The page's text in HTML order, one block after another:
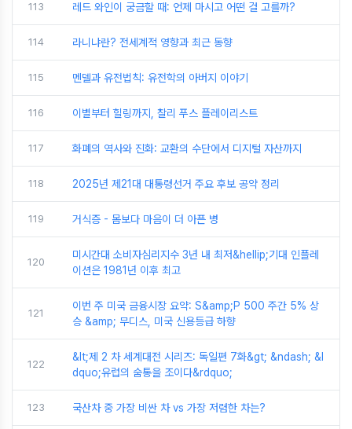
113 레드 와인이 궁금할 때: 언제 마시고 어떤 걸 고를까?
114 라니냐란? 전세계적 영향과 최근 동향
115 멘델과 유전법칙: 유전학의 아버지 이야기
116 이별부터 힐링까지, 찰리 푸스 플레이리스트
117 화폐의 역사와 진화: 교환의 수단에서 디지털 자산까지
118 2025년 제21대 대통령선거 주요 후보 공약 정리
119 거식증 - 몸보다 마음이 더 아픈 병
120
미시간대 소비자심리지수 3년 내 최저&hellip;기대 인플레
이션은 1981년 이후 최고
121
이번 주 미국 금융시장 요약: S&amp;P 500 주간 5% 상
승 &amp; 무디스, 미국 신용등급 하향
122
&lt;제 2 차 세계대전 시리즈: 독일편 7화&gt; &ndash; &l
dquo;유럽의 숨통을 조이다&rdquo;
123 국산차 중 가장 비싼 차 vs 가장 저렴한 차는?